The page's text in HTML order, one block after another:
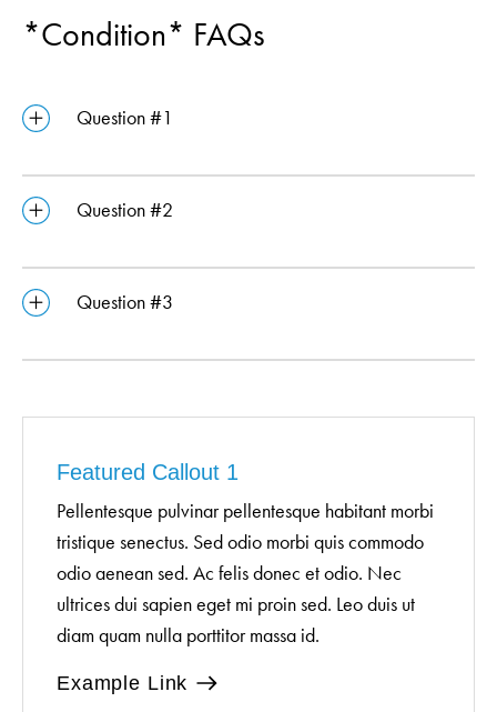
*Condition* FAQs
Question #1
Question #2
Question #3
Featured Callout 1
Pellentesque pulvinar pellentesque habitant morbi
tristique senectus. Sed odio morbi quis commodo
odio aenean sed. Ac felis donec et odio. Nec
ultrices dui sapien eget mi proin sed. Leo duis ut
diam quam nulla porttitor massa id.
Example Link